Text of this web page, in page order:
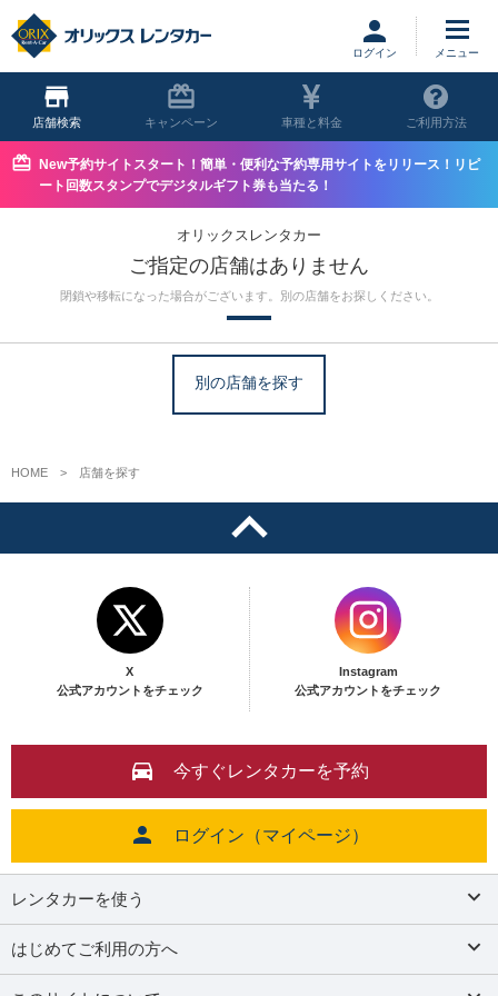
ログイン
店舗 キャンペーン 車種と料金 ご利用方法
New予約サイトスタート！簡単・便利な予約専用サイトをリリース！リピ
ート回数スタンプでデジタルギフト券も当たる！
オリックスレンタカー
ご指定の店舗はありません
閉鎖や移転になった場合がございます。別の店舗をお探しください。
別の店舗を探す
HOME 店舗を探す
X
公式アカウントをチェック
Instagram
公式アカウントをチェック
今すぐレンタカーを予約
ログイン（マイページ）
レンタカーを使う
はじめてご利用の方へ